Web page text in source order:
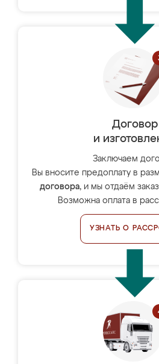
Договор
и
Заключаем
Вы вносите предоплату в
договора, и мы отдаём
Возможна оплата в
УЗНАТЬ О